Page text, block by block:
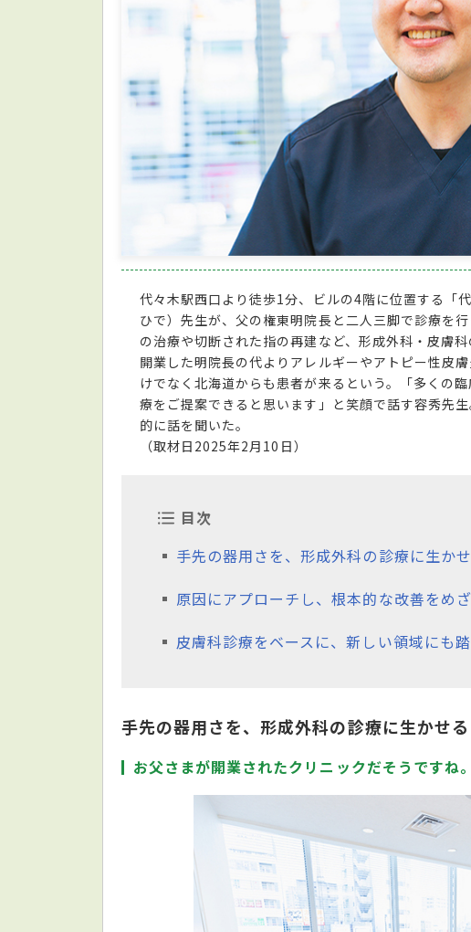
代々木駅西口より徒歩1分、ビルの4階に位置する「
ひで）先生が、父の権東明院長と二人三脚で診療を
の治療や切断された指の再建など、形成外科・皮膚
開業した明院長の代よりアレルギーやアトピー性皮
けでなく北海道からも患者が来るという。「多くの
療をご提案できると思います」と笑顔で話す容秀先
的に話を聞いた。
（取材日2025年2月10日）
目次
手先の器用さを、形成外科の診療に生か
原因にアプローチし、根本的な改善をめ
皮膚科診療をベースに、新しい領域にも
手先の器用さを、形成外科の診療に生かせ
お父さまが開業されたクリニックだそうですね。